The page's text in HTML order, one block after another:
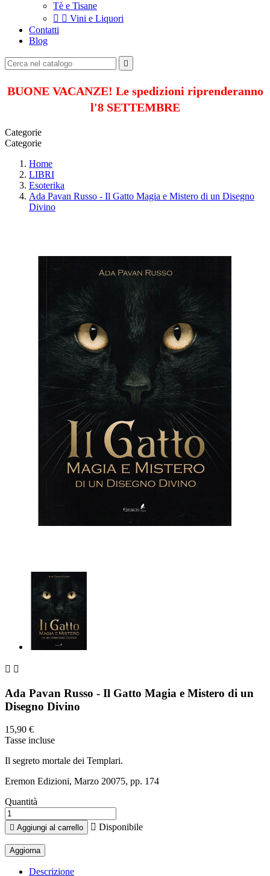
Tè e Tisane
  Vini e Liquori
Contatti
Blog

BUONE VACANZE! Le spedizioni riprenderanno
l'8 SETTEMBRE
Categorie
Categorie
Home
LIBRI
Esoterika
Ada Pavan Russo - Il Gatto Magia e Mistero di un Disegno
Divino
 
Ada Pavan Russo - Il Gatto Magia e Mistero di un
Disegno Divino
15,90 €
Tasse incluse
Il segreto mortale dei Templari.
Eremon Edizioni, Marzo 20075, pp. 174
Quantità
 Aggiungi al carrello  Disponibile
Descrizione